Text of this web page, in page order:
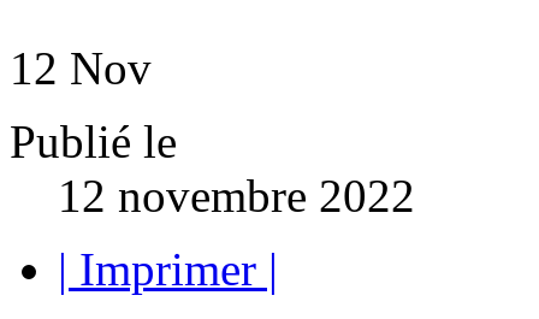
12 Nov
Publié le
12 novembre 2022
| Imprimer |